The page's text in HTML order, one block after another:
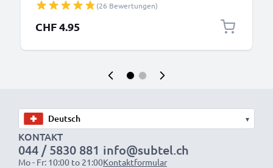
(26 Bewertungen)
CHF 4.95
▾
KONTAKT
044 / 5830 881
Mo - Fr: 10:00 to 21:00
info@subtel.ch
Kontaktformular